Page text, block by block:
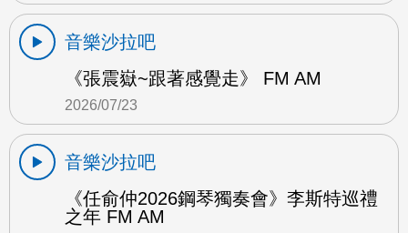
音樂沙拉吧
《張震嶽~跟著感覺走》 FM AM
2026/07/23
音樂沙拉吧
《任俞仲2026鋼琴獨奏會》李斯特巡禮
之年 FM AM